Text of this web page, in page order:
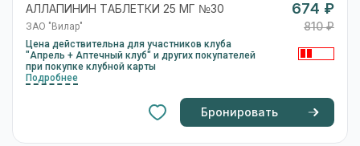
АЛЛАПИНИН ТАБЛЕТКИ 25 МГ №30
ЗАО "Вилар"
Цена действительна для участников клуба
"Апрель + Аптечный клуб" и других покупателей
при покупке клубной карты
Подробнее
674 ₽
810 ₽
Бронировать